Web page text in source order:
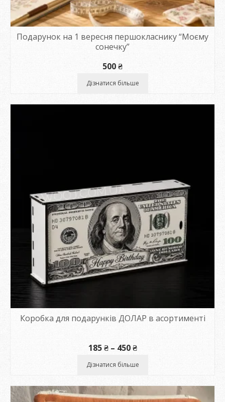
Подарунок на 1 вересня першокласнику “Моєму
сонечку”
500₴
Дізнатися більше
Коробка для подарунків ДОЛАР в асортименті
185₴ – 450₴Діапазон
від
450 ₴
Дізнатися більше